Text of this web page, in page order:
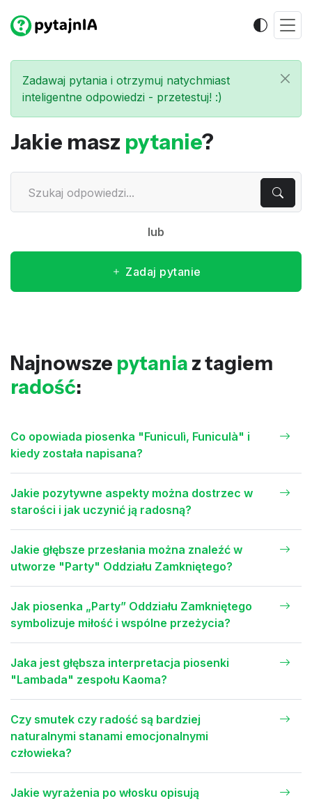
Zadawaj pytania i otrzymuj natychmiast
inteligentne odpowiedzi - przetestuj! :)
Jakie masz pytanie?
lub
Zadaj pytanie
Najnowsze pytania z tagiem
radość:
Co opowiada piosenka "Funiculì, Funiculà" i
kiedy została napisana?
Jakie pozytywne aspekty można dostrzec w
starości i jak uczynić ją radosną?
Jakie głębsze przesłania można znaleźć w
utworze "Party" Oddziału Zamkniętego?
Jak piosenka „Party” Oddziału Zamkniętego
symbolizuje miłość i wspólne przeżycia?
Jaka jest głębsza interpretacja piosenki
"Lambada" zespołu Kaoma?
Czy smutek czy radość są bardziej
naturalnymi stanami emocjonalnymi
człowieka?
Jakie wyrażenia po włosku opisują